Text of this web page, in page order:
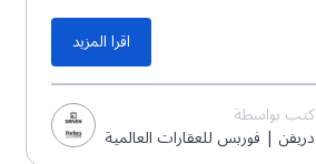
اقرا المزيد
كتب بواسطة
دريفن | فوربس للعقارات العالمية